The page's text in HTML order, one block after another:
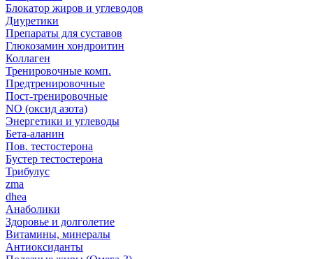
Блокатор жиров и углеводов
Диуретики
Препараты для суставов
Глюкозамин хондроитин
Коллаген
Тренировочные комп.
Предтренировочные
Пост-тренировочные
NO (оксид азота)
Энергетики и углеводы
Бета-аланин
Пов. тестостерона
Бустер тестостерона
Трибулус
zma
dhea
Анаболики
Здоровье и долголетие
Витамины, минералы
Антиоксиданты